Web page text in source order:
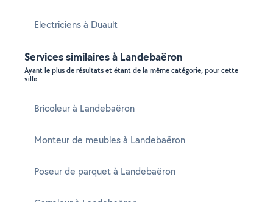
Electriciens à Duault
Services similaires à Landebaëron
Ayant le plus de résultats et étant de la même catégorie, pour cette
ville
Bricoleur à Landebaëron
Monteur de meubles à Landebaëron
Poseur de parquet à Landebaëron